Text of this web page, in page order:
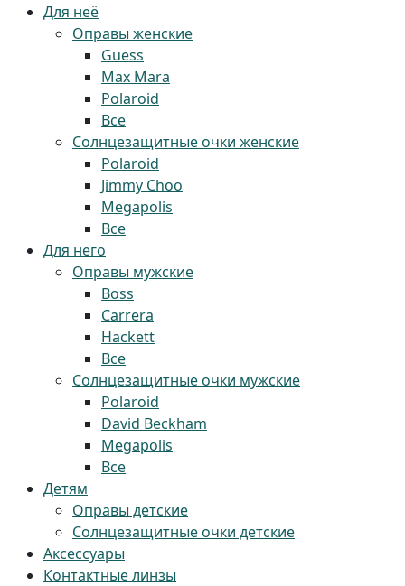
Для неё
Оправы женские
Guess
Max Mara
Polaroid
Все
Солнцезащитные очки женские
Polaroid
Jimmy Choo
Megapolis
Все
Для него
Оправы мужские
Boss
Carrera
Hackett
Все
Солнцезащитные очки мужские
Polaroid
David Beckham
Megapolis
Все
Детям
Оправы детские
Солнцезащитные очки детские
Аксессуары
Контактные линзы